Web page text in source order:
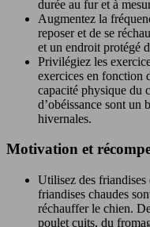
durée au fur et à
Augmentez la
reposer et de se
et un endroit protégé
Privilégiez les
exercices en fonction
capacité physique du
d’obéissance sont un
hivernales.
Motivation et
Utilisez des
friandises chaudes
réchauffer le chien.
poulet cuits, du